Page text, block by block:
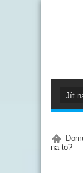
na to?